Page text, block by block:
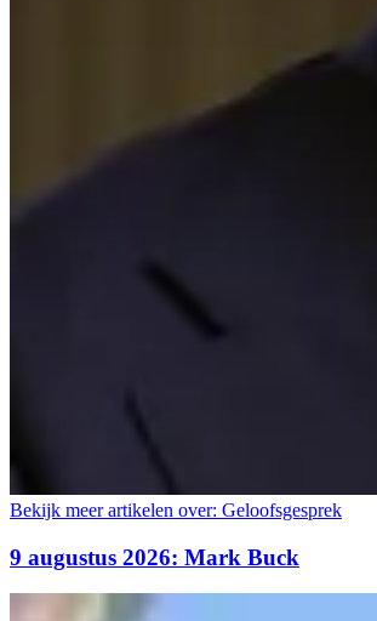
Bekijk meer artikelen over: Geloofsgesprek
9 augustus 2026: Mark Buck